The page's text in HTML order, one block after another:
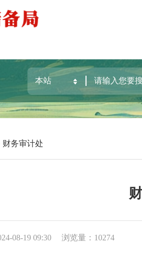
财务审计处
08-19 09:30 浏览量：10274